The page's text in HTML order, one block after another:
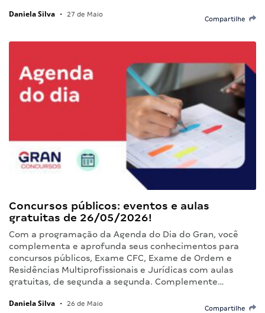
Daniela Silva • 27 de Maio
Compartilhe
Concursos públicos: eventos e aulas
gratuitas de 26/05/2026!
Com a programação da Agenda do Dia do Gran, você
complementa e aprofunda seus conhecimentos para
concursos públicos, Exame CFC, Exame de Ordem e
Residências Multiprofissionais e Jurídicas com aulas
gratuitas, de segunda a segunda. Complemente…
Daniela Silva • 26 de Maio
Compartilhe